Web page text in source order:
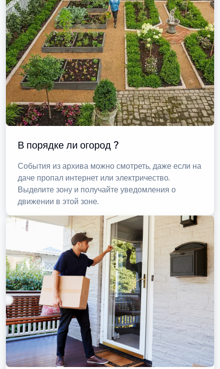
В порядке ли огород ?
События из архива можно смотреть, даже если на
даче пропал интернет или электричество.
Выделите зону и получайте уведомления о
движении в этой зоне.